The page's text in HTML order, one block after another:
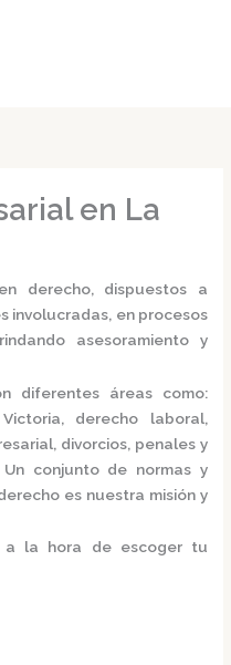
en La
derecho, dispuestos a
involucradas, en procesos
asesoramiento y
diferentes áreas como:
derecho laboral,
divorcios, penales y
conjunto de normas y
es nuestra misión y
a la hora de escoger tu